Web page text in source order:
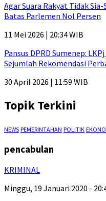
Agar Suara Rakyat Tidak
Batas Parlemen Nol Persen
11 Mei 2026 | 20:34 WIB
Pansus DPRD Sumenep:
Sejumlah Rekomendasi
30 April 2026 | 11:59 WIB
Topik Terkini
NEWS PEMERINTAHAN POLITIK
pencabulan
KRIMINAL
Minggu, 19 Januari 2020 -